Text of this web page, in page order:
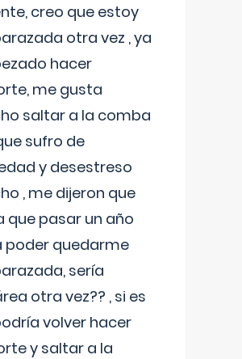
creo que estoy
otra vez , ya
hacer
me gusta
saltar a la comba
sufro de
y desestreso
, me dijeron que
que pasar un año
poder quedarme
sería
otra vez?? , si es
volver hacer
y saltar a la